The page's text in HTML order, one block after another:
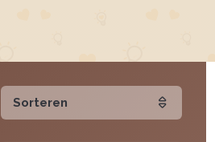
Sorteren